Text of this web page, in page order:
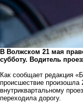
В Волжском 21 мая
субботу. Водитель
Как сообщает редакция
происшествие произошла
внутриквартальному
переходила дорогу.